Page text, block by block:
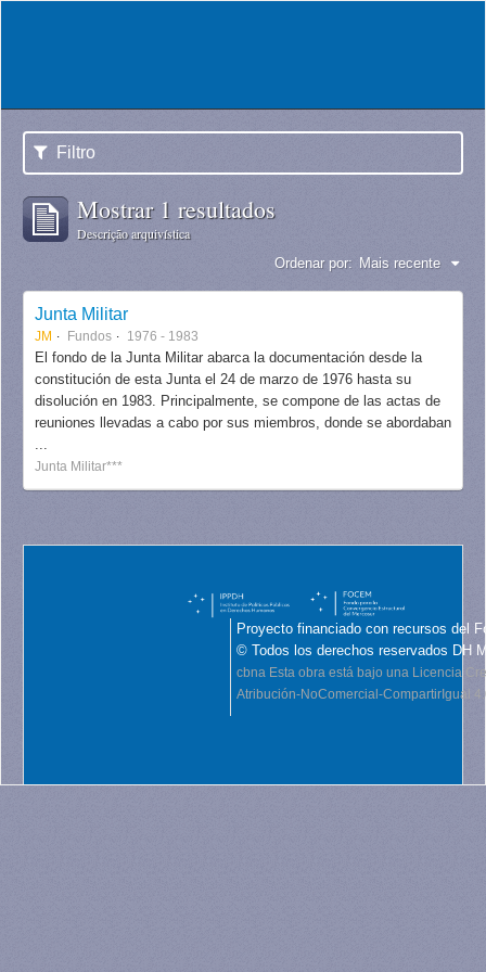
Filtro
Mostrar 1 resultados
Descrição arquivística
Ordenar por: Mais recente
Junta Militar
JM Fundos 1976 - 1983
El fondo de la Junta Militar abarca la documentación desde la
constitución de esta Junta el 24 de marzo de 1976 hasta su
disolución en 1983. Principalmente, se compone de las actas de
reuniones llevadas a cabo por sus miembros, donde se abordaban
...
Junta Militar***
Proyecto financiado con recursos del
© Todos los derechos reservados DH
cbna Esta obra está bajo una Licencia
Atribución-NoComercial-CompartirIgual